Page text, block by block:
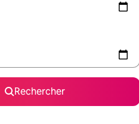
Rechercher